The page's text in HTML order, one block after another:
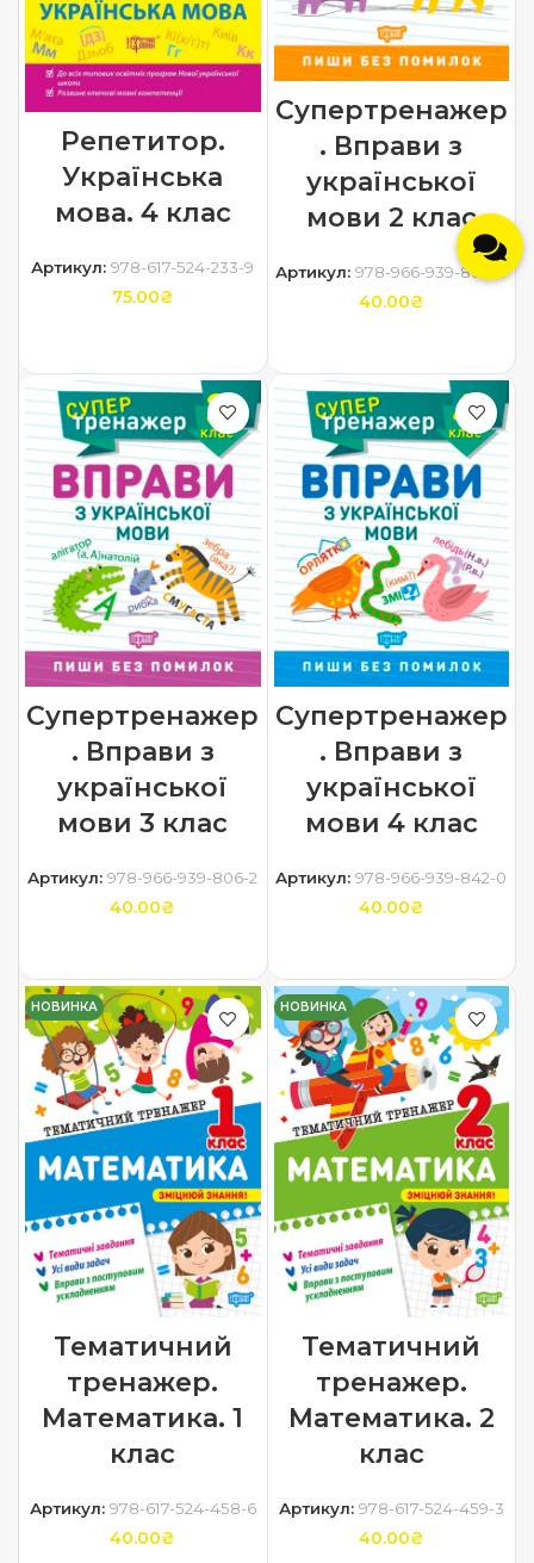
Репетитор.
Українська
мова. 4 клас
Артикул:978-617-524-233-9
75.00₴
Супертренажер
. Вправи з
української
мови 2 клас
Артикул:978-966-939-805-5
40.00₴
Супертренажер
. Вправи з
української
мови 3 клас
Артикул:978-966-939-806-2
40.00₴
Супертренажер
. Вправи з
української
мови 4 клас
Артикул:978-966-939-842-0
40.00₴
НОВИНКА
Тематичний
тренажер.
Математика. 1
клас
Артикул: 978-617-524-458-6
40.00₴
НОВИНКА
Тематичний
тренажер.
Математика. 2
клас
Артикул: 978-617-524-459-3
40.00₴